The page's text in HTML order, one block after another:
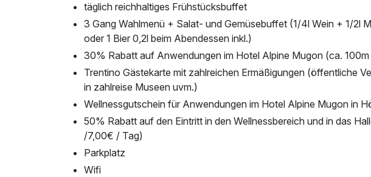
täglich reichhaltiges Frühstücksbuffet
3 Gang Wahlmenü + Salat- und Gemüsebuffet (1/4l Wein + 1/2l
oder 1 Bier 0,2l beim Abendessen inkl.)
30% Rabatt auf Anwendungen im Hotel Alpine Mugon (ca.
Trentino Gästekarte mit zahlreichen Ermäßigungen (öffentliche
in zahlreise Museen uvm.)
Wellnessgutschein für Anwendungen im Hotel Alpine Mugon in
50% Rabatt auf den Eintritt in den Wellnessbereich und in das
/7,00€ / Tag)
Parkplatz
Wifi